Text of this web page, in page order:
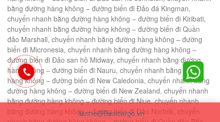
bằng đường hàng không – đường biển đi Đảo đá Kingman,
chuyển nhanh bằng đường hàng không – đường biển đi Kiribati,
chuyển nhanh bằng đường hàng không – đường biển đi Quần
đảo Marshall, chuyển nhanh bằng đường hàng không – đường
biển đi Micronesia, chuyển nhanh bằng đường hàng không –
đường biển đi Đảo san hô Midway, chuyển nhanh bằng đường
hàng không – đường biển đi Nauru, chuyển nhanh bằng đường
hàng không – đường biển đi New Caledonia, chuyển nhanh bằng
đường hàng không – đường biển đi New Zealand, chuyển nhanh
bằng đường hàng không – đường biển đi Niue, chuyển nhanh
bằng đường hàng không – đường biển đi Đảo Norfolk, chuyển
lienhe@Bestcargo.vn